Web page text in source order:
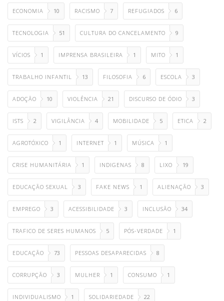
ECONOMIA 10 RACISMO 7 REFUGIADOS 6
TECNOLOGIA 51 CULTURA DO CANCELAMENTO 9
VÍCIOS 1 IMPRENSA BRASILEIRA 1 MITO 1
TRABALHO INFANTIL 13 FILOSOFIA 6 ESCOLA 3
ADOÇÃO 10 VIOLÊNCIA 21 DISCURSO DE ÓDIO 3
ISTS 2 VIGILÂNCIA 4 MOBILIDADE 5 ETICA 2
AGROTÓXICO 1 INTERNET 1 MÚSICA 1
CRISE HUMANITÁRIA 1 INDIGENAS 8 LIXO 19
EDUCAÇÃO SEXUAL 3 FAKE NEWS 1 ALIENAÇÃO 3
EMPREGO 3 ACESSIBILIDADE 3 INCLUSÃO 34
TRAFICO DE SERES HUMANOS 5 PÓS-VERDADE 1
EDUCAÇÃO 73 PESSOAS DESAPARECIDAS 8
CORRUPÇÃO 3 MULHER 1 CONSUMO 1
INDIVIDUALISMO 1 SOLIDARIEDADE 22